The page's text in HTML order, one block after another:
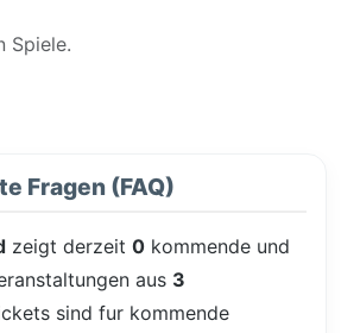
Spiele.
Fragen (FAQ)
zeigt derzeit 0 kommende und
aus 3
sind fur kommende